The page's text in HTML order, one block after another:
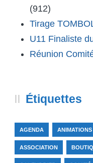
(912)
Tirage
U11 Finaliste
Réunion
Étiquettes
AGENDA ANIMATIONS
ASSOCIATION